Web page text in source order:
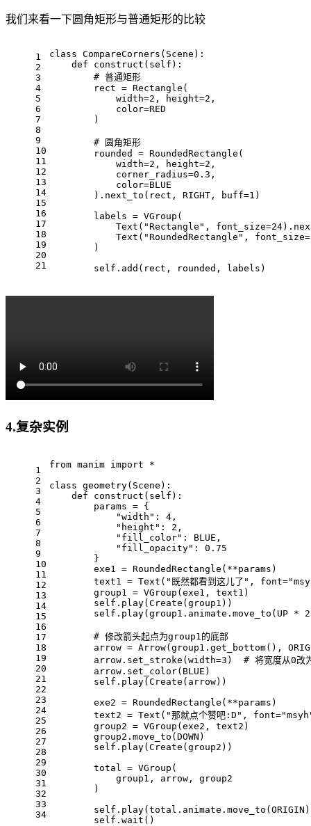
我们来看一下圆角矩形与普通矩形的比较
1
2
3
4
5
6
7
8
9
10
11
12
13
14
15
16
17
18
19
20
21
class CompareCorners(Scene):
    def construct(self):
        # 普通矩形
        rect = Rectangle(
            width=2, height=2,
            color=RED
        )
        # 圆角矩形
        rounded = RoundedRectangle(
            width=2, height=2,
            corner_radius=0.3,
            color=BLUE
        ).next_to(rect, RIGHT, buff=1)
        labels = VGroup(
Text("Rectangle",
Text("RoundedRectangle",
        )
        self.add(rect, rounded, labels)
4.复杂实例
1
2
3
4
5
6
7
8
9
10
11
12
13
14
15
16
17
18
19
20
21
22
23
24
25
26
27
28
29
30
31
32
33
34
from manim import *
class geometry(Scene):
    def construct(self):
        params = {
            "width": 4,
            "height": 2,
            "fill_color": BLUE,
            "fill_opacity": 0.75
        }
        exe1 = RoundedRectangle(**params)
text1 = Text("既然都看到这儿了",
        group1 = VGroup(exe1, text1)
        self.play(Create(group1))
self.play(group1.animate.move_to(UP *
        # 修改箭头起点为group1的底部
arrow = Arrow(group1.get_bottom(),
arrow.set_stroke(width=3)  # 将宽度从0改为
        arrow.set_color(BLUE)
        self.play(Create(arrow))
        exe2 = RoundedRectangle(**params)
text2 = Text("那就点个赞吧:D",
        group2 = VGroup(exe2, text2)
        group2.move_to(DOWN)
        self.play(Create(group2))
        total = VGroup(
            group1, arrow, group2
        )
        self.wait()